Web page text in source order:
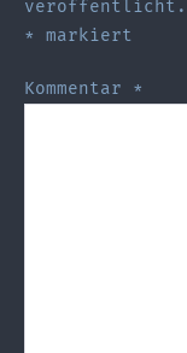
veröffentlicht.
*
markiert
Kommentar *